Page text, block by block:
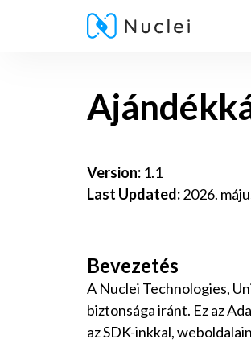
Version: 1.1
Last Updated:2026.
Bevezetés
A Nuclei Technologies,
biztonsága iránt. Ez az
az SDK-inkkal,